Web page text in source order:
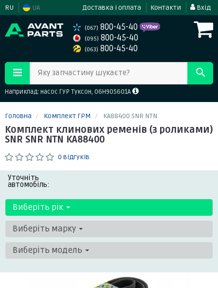
RU UA Доставка і оплата Контакти Вхід
(067) 800-45-40
(095) 800-45-40
(063) 800-45-40
Яку запчастину шукаєте?
Наприклад: насос ГУР Туксон, 06H905601A
Головна Комплект ГРМ KA88400 SNR NTN
Комплект клинових ременів (з роликами)
SNR SNR NTN KA88400
0 відгуків
Уточніть
автомобіль:
Виберіть рік
Виберіть марку
Виберіть модель